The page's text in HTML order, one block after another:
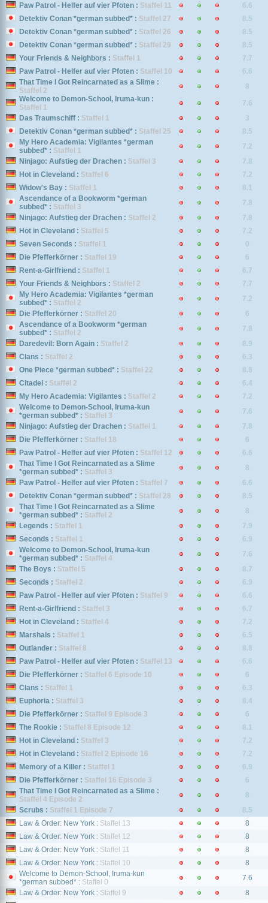
Paw Patrol - Helfer auf vier Pfoten : Staffel 11
6.6
Detektiv Conan *german subbed* : Staffel 27
8.5
Detektiv Conan *german subbed* : Staffel 26
8.5
Detektiv Conan *german subbed* : Staffel 29
8.5
Your Friends & Neighbors : Staffel 1
7.7
Paw Patrol - Helfer auf vier Pfoten : Staffel 10
6.6
That Time I Got Reincarnated as a Slime :
Staffel 2
8
Welcome to Demon-School, Iruma-kun :
Staffel 1
7.6
Das Traumschiff : Staffel 1
3
Detektiv Conan *german subbed* : Staffel 25
8.5
My Hero Academia: Vigilantes *german
subbed* : Staffel 1
7.2
Ninjago: Aufstieg der Drachen : Staffel 3
7.8
Hot in Cleveland : Staffel 6
7.2
Widow's Bay : Staffel 1
8.1
Ascendance of a Bookworm *german
subbed* : Staffel 3
7.8
Ninjago: Aufstieg der Drachen : Staffel 2
7.8
Hot in Cleveland : Staffel 5
7.2
Seven Seconds : Staffel 1
0
Die Pfefferkörner : Staffel 19
6
Rent-a-Girlfriend : Staffel 1
6.7
Your Friends & Neighbors : Staffel 2
7.7
My Hero Academia: Vigilantes *german
subbed* : Staffel 2
7.2
Die Pfefferkörner : Staffel 20
6
Ascendance of a Bookworm *german
subbed* : Staffel 2
7.8
Daredevil: Born Again : Staffel 2
8.9
Clans : Staffel 2
6.3
One Piece *german subbed* : Staffel 22
8.8
Citadel : Staffel 2
6.4
My Hero Academia: Vigilantes : Staffel 2
7.2
Welcome to Demon-School, Iruma-kun
*german subbed* : Staffel 3
7.6
Ninjago: Aufstieg der Drachen : Staffel 1
7.8
Die Pfefferkörner : Staffel 18
6
Paw Patrol - Helfer auf vier Pfoten : Staffel 12
6.6
That Time I Got Reincarnated as a Slime
*german subbed* : Staffel 3
8
Paw Patrol - Helfer auf vier Pfoten : Staffel 7
6.6
Detektiv Conan *german subbed* : Staffel 28
8.5
That Time I Got Reincarnated as a Slime
*german subbed* : Staffel 2
8
Legends : Staffel 1
7.9
Seconds : Staffel 1
6.9
Welcome to Demon-School, Iruma-kun
*german subbed* : Staffel 4
7.6
The Boys : Staffel 5
8.7
Seconds : Staffel 2
6.9
Paw Patrol - Helfer auf vier Pfoten : Staffel 9
6.6
Rent-a-Girlfriend : Staffel 3
6.7
Hot in Cleveland : Staffel 4
7.2
Marshals : Staffel 1
6.5
Outlander : Staffel 8
8.8
Paw Patrol - Helfer auf vier Pfoten : Staffel 13
6.6
Die Pfefferkörner : Staffel 6 Episode 10
6
Clans : Staffel 1
6.3
Euphoria : Staffel 3
8.4
Die Pfefferkörner : Staffel 9 Episode 3
6
The Rookie : Staffel 8 Episode 12
8.1
Hot in Cleveland : Staffel 3
7.2
Hot in Cleveland : Staffel 2 Episode 16
7.2
Memory of a Killer : Staffel 1
6.9
Die Pfefferkörner : Staffel 16 Episode 3
6
That Time I Got Reincarnated as a Slime :
Staffel 4 Episode 2
8
Scrubs : Staffel 1 Episode 7
8.5
Law & Order: New York : Staffel 13
8
Law & Order: New York : Staffel 12
8
Law & Order: New York : Staffel 11
8
Law & Order: New York : Staffel 10
8
Welcome to Demon-School, Iruma-kun
*german subbed* : Staffel 0
7.6
Law & Order: New York : Staffel 9
8